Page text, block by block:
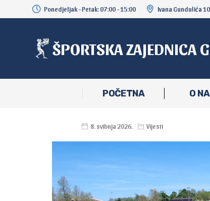
Ponedjeljak - Petak: 07:00 - 15:00 Ivana Gundulića
ŠPORTSKA ZAJEDNICA
POČETNA O
8. svibnja 2026. Vijesti